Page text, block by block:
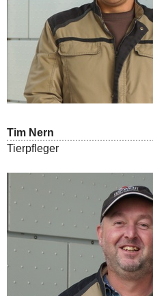
Tim Nern
Tierpfleger